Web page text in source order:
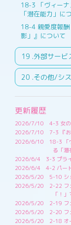
「ヴィー
「潜在能力」に
親愛度報
影」』について
.外部サービ
.その他/シ
更新履歴
2026/7/10
4-3 女
2026/7/10
7-3 『
2026/6/10
18-3 「
る「潜
2026/6/4
3-3 プラ
2026/6/4
4-2 パー
2026/5/20
5-10 シ
2026/5/20
2-22 フ
「！
2026/5/20
2-19 フ
2026/5/20
2-20 フ
2026/5/20
2-18 オ